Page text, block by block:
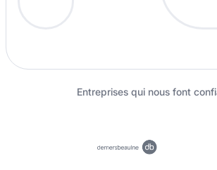
Entreprises qui nous font